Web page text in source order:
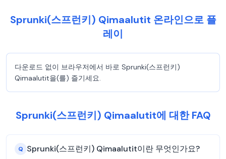
Sprunki(스프런키) Qimaalutit 온라인으로 플
레이
다운로드 없이 브라우저에서 바로 Sprunki(스프런키)
Qimaalutit을(를) 즐기세요.
Sprunki(스프런키) Qimaalutit에 대한 FAQ
Q Sprunki(스프런키) Qimaalutit이란 무엇인가요?